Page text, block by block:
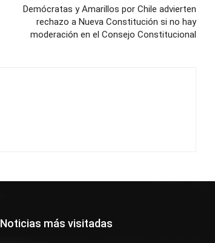
Demócratas y Amarillos por Chile advierten
rechazo a Nueva Constitución si no hay
moderación en el Consejo Constitucional
Noticias más visitadas